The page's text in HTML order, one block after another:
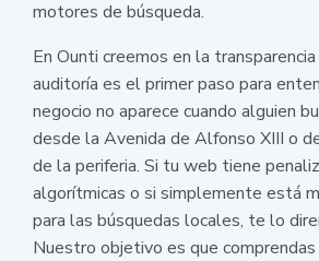
motores de búsqueda.
En Ounti creemos en la
auditoría es el primer paso para
negocio no aparece cuando alguien
desde la Avenida de Alfonso XIII o
de la periferia. Si tu web tiene
algorítmicas o si simplemente está
para las búsquedas locales, te lo
Nuestro objetivo es que